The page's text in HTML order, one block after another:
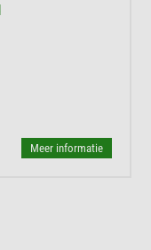
Meer informatie